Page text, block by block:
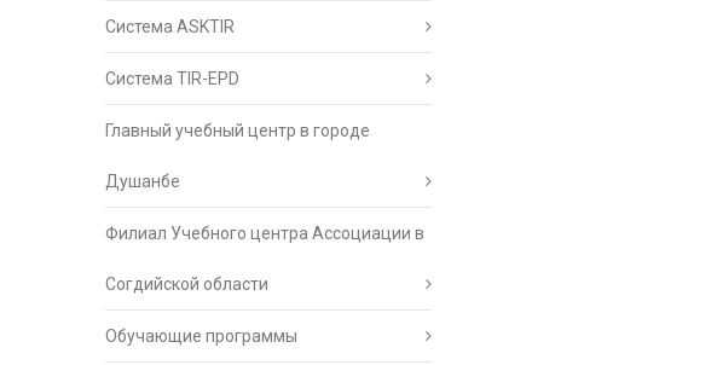
Система ASKTIR
Система TIR-EPD
Главный учебный центр в городе
Душанбе
Филиал Учебного центра Ассоциации в
Согдийской области
Обучающие программы